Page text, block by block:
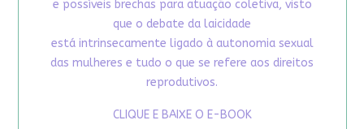
e possíveis brechas para atuação coletiva, visto
que o debate da laicidade
está intrinsecamente ligado à autonomia sexual
das mulheres e tudo o que se refere aos direitos
reprodutivos.
CLIQUE E BAIXE O E-BOOK